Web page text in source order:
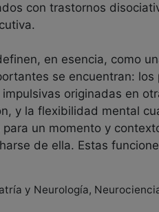
con trastornos
en esencia, como
se encuentran:
originadas en
y la flexibilidad mental
un momento y
de ella. Estas
y Neurología,